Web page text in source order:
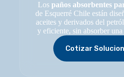
Lospaños absorbentes
de Esquerré Chile están
aceites y derivados del
y eficiente, sin absorber
Cotizar